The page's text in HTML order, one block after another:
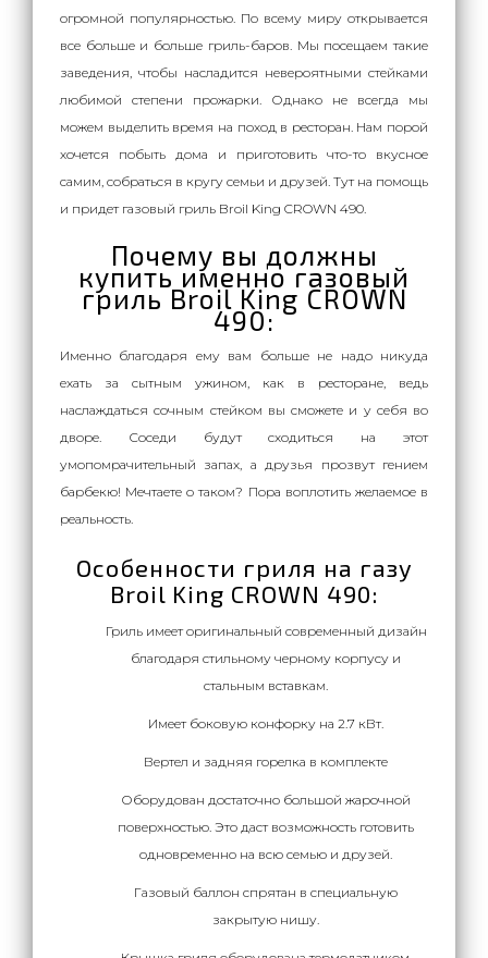
огромной популярностью. По всему миру открывается
все больше и больше гриль-баров. Мы посещаем такие
заведения, чтобы насладится невероятными стейками
любимой степени прожарки. Однако не всегда мы
можем выделить время на поход в ресторан. Нам порой
хочется побыть дома и приготовить что-то вкусное
самим, собраться в кругу семьи и друзей. Тут на помощь
и придет газовый гриль Broil King CROWN 490.
Почему вы должны
купить именно газовый
гриль Broil King CROWN
490:
Именно благодаря ему вам больше не надо никуда
ехать за сытным ужином, как в ресторане, ведь
наслаждаться сочным стейком вы сможете и у себя во
дворе. Соседи будут сходиться на этот
умопомрачительный запах, а друзья прозвут гением
барбекю! Мечтаете о таком? Пора воплотить желаемое в
реальность.
Особенности гриля на газу
Broil King CROWN 490:
Гриль имеет оригинальный современный дизайн
благодаря стильному черному корпусу и
стальным вставкам.
Имеет боковую конфорку на 2.7 кВт.
Вертел и задняя горелка в комплекте
Оборудован достаточно большой жарочной
поверхностью. Это даст возможность готовить
одновременно на всю семью и друзей.
Газовый баллон спрятан в специальную
закрытую нишу.